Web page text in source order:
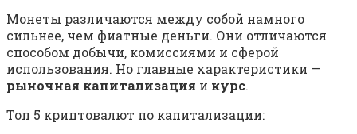
Монеты различаются между собой намного
сильнее, чем фиатные деньги. Они отличаются
способом добычи, комиссиями и сферой
использования. Но главные характеристики —
рыночная капитализация и курс.
Топ 5 криптовалют по капитализации: